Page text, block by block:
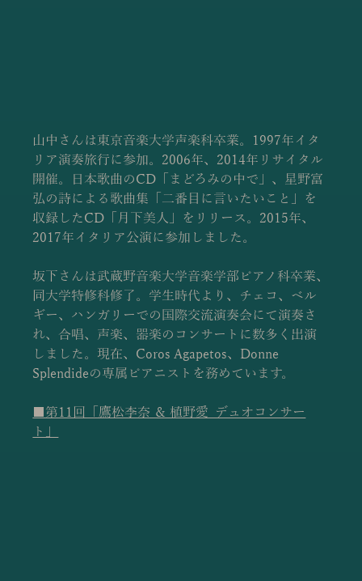
山中さんは東京音楽大学声楽科卒業。1997年イタ
リア演奏旅行に参加。2006年、2014年リサイタル
開催。日本歌曲のCD「まどろみの中で」、星野富
弘の詩による歌曲集「二番目に言いたいこと」を
収録したCD「月下美人」をリリース。2015年、
2017年イタリア公演に参加しました。
坂下さんは武蔵野音楽大学音楽学部ピアノ科卒業、
同大学特修科修了。学生時代より、チェコ、ベル
ギー、ハンガリーでの国際交流演奏会にて演奏さ
れ、合唱、声楽、器楽のコンサートに数多く出演
しました。現在、Coros Agapetos、Donne
Splendideの専属ピアニストを務めています。
■第11回「鷹松李奈 ＆ 植野愛  デュオコンサー
ト」